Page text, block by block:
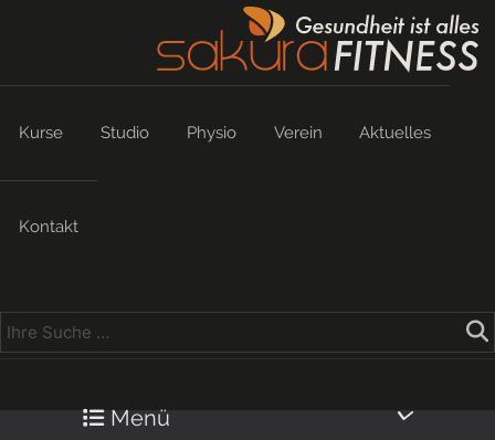
Kurse Studio Physio Verein Aktuelles
Kontakt
Menü